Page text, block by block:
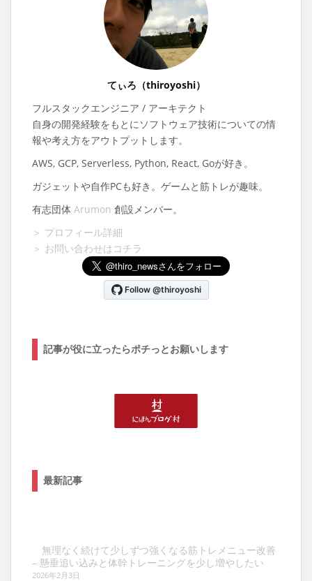
てぃろ（thiroyoshi）
フルスタックエンジニア / アーキテクト
自身の開発経験をもとにソフトウェア技術についての情
報や考え方をアウトプットします。
AWS, GCP, Serverless, Python, React, Goが好き。
ガジェットや自作PCも好き。ゲームと筋トレが趣味。
有志団体 Arumon 創設メンバー。
＞ プロフィール詳細
＞ お問い合わせはコチラ
記事が役に立ったらポチっとお願いします
最新記事
無理なく続けて少しずつ強くなる筋トレメニュー改善
– 懸垂追い込みと体幹トレーニングを少し増やしたい
2026年2月3日